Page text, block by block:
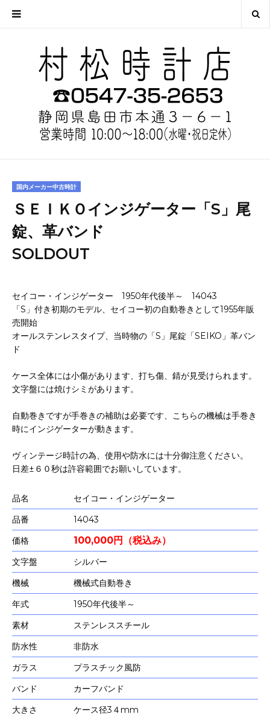
国内メーカー中古時計
ＳＥＩＫＯインジゲーター「S」尾
錠、革バンド
SOLDOUT
セイコー・インジゲーター 1950年代後半～ 14043
「S」付き初期のモデル、セイコー初の自動巻きとして1955年販
売開始
オールステンレスタイプ、当時物の「S」尾錠「SEIKO」革バン
ド
ケース全体には小傷があります、打ち傷、錆が見受けられます。
文字盤には焼けシミがあります。
自動巻きですが手巻きの補助は必要です、こちらの機械は手巻き
時にインジゲーターが動きます。
ヴィンテージ時計の為、使用や防水には十分御注意ください。
日差±６０秒は許容範囲でお願いしています。
品名
セイコー・インジゲーター
品番
14043
価格
100,000円（税込み）
文字盤
シルバー
機械
機械式自動巻き
年式
1950年代後半～
素材
ステンレススチール
防水性
非防水
ガラス
プラスチック風防
バンド
カーフバンド
大きさ
ケース径3４mm